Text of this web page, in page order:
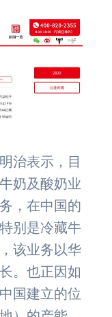
治表示，目
奶及酸奶业
，在中国的
别是冷藏牛
该业务以华
。也正因如
国建立的位